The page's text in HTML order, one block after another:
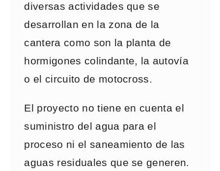
diversas actividades que se
desarrollan en la zona de la
cantera como son la planta de
hormigones colindante, la autovía
o el circuito de motocross.
El proyecto no tiene en cuenta el
suministro del agua para el
proceso ni el saneamiento de las
aguas residuales que se generen.